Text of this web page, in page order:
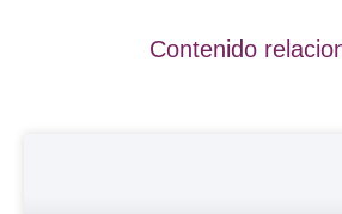
Contenido